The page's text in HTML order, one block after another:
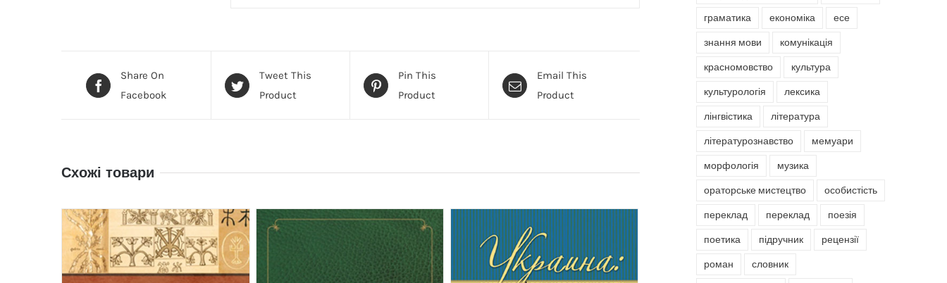
Share On
Facebook
Tweet This
Product
Pin This
Product
Email This
Product
Схожі товари
граматика економіка есе
знання мови комунікація
красномовство культура
культурологія лексика
лінгвістика література
літературознавство мемуари
морфологія музика
ораторське мистецтво особистість
переклад переклад поезія
поетика підручник рецензії
роман словник